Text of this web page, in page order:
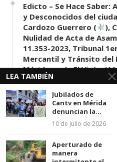
Edicto – Se Hace Saber:
y Desconocidos del
Cardozo Guerrero (
),
Nulidad de Acta de
11.353-2023, Tribunal
Mercantil y Tránsito del
Mérida, sede El Vigía.
11 de junio de 2026 0
EDICTO SE HACE SABER:
DESCONOCIDOS del
)
3.003.963, Parte
DE CONTRATO DE
LEA TAMBIÉN
Jubilados de
Cantv en Mérida
denuncian la...
10 de julio de 2026
Aperturado de
manera